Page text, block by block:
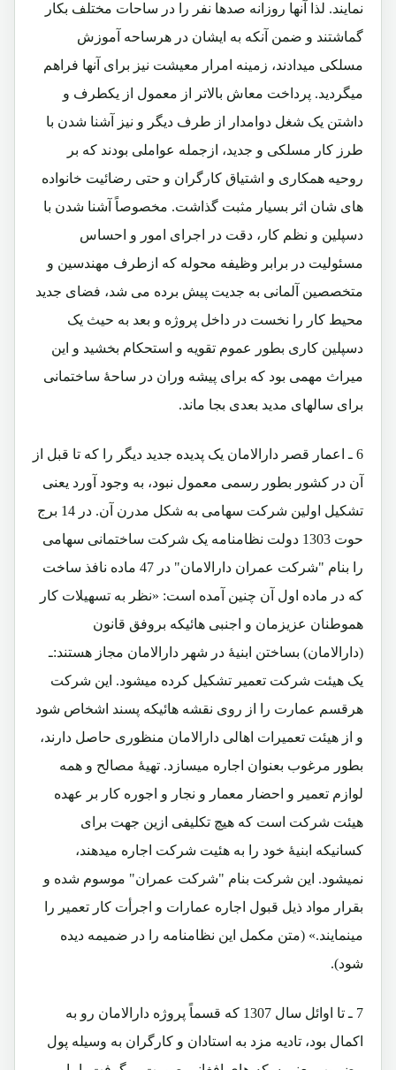
نمایند. لذا آنها روزانه صدها نفر را در ساحات مختلف بکار
گماشتند و ضمن آنکه به ایشان در هرساحه آموزش
مسلکی میدادند، زمینه امرار معیشت نیز برای آنها فراهم
میگردید. پرداخت معاش بالاتر از معمول از یکطرف و
داشتن یک شغل دوامدار از طرف دیگر و نیز آشنا شدن با
طرز کار مسلکی و جدید، ازجمله عواملی بودند که بر
روحیه همکاری و اشتیاق کارگران و حتی رضائیت خانواده
های شان اثر بسیار مثبت گذاشت. مخصوصاً آشنا شدن با
دسپلین و نظم کار، دقت در اجرای امور و احساس
مسئولیت در برابر وظیفه محوله که ازطرف مهندسین و
متخصصین آلمانی به جدیت پیش برده می شد، فضای جدید
محیط کار را نخست در داخل پروژه و بعد به حیث یک
دسپلین کاری بطور عموم تقویه و استحکام بخشید و این
میراث مهمی بود که برای پیشه وران در ساحۀ ساختمانی
برای سالهای مدید بعدی بجا ماند.
6 ـ اعمار قصر دارالامان یک پدیده جدید دیگر را که تا قبل از
آن در کشور بطور رسمی معمول نبود، به وجود آورد یعنی
تشکیل اولین شرکت سهامی به شکل مدرن آن. در 14 برج
حوت 1303 دولت نظامنامه یک شرکت ساختمانی سهامی
را بنام "شرکت عمران دارالامان" در 47 ماده نافذ ساخت
که در ماده اول آن چنین آمده است: «نظر به تسهیلات کار
هموطنان عزیزمان و اجنبی هائیکه بروفق قانون
(دارالامان) بساختن ابنیۀ در شهر دارالامان مجاز هستند:ـ
یک هیئت شرکت تعمیر تشکیل کرده میشود. این شرکت
هرقسم عمارت را از روی نقشه هائیکه پسند اشخاص شود
و از هیئت تعمیرات اهالی دارالامان منظوری حاصل دارند،
بطور مرغوب بعنوان اجاره میسازد. تهیۀ مصالح و همه
لوازم تعمیر و احضار معمار و نجار و اجوره کار بر عهده
هیئت شرکت است که هیچ تکلیفی ازین جهت برای
کسانیکه ابنیۀ خود را به هئیت شرکت اجاره میدهند،
نمیشود. این شرکت بنام "شرکت عمران" موسوم شده و
بقرار مواد ذیل قبول اجاره عمارات و اجرأت کار تعمیر را
مینمایند.» (متن مکمل این نظامنامه را در ضمیمه دیده
شود).
7 ـ تا اوائل سال 1307 که قسماً پروژه دارالامان رو به
اکمال بود، تادیه مزد به استادان و کارگران به وسیله پول